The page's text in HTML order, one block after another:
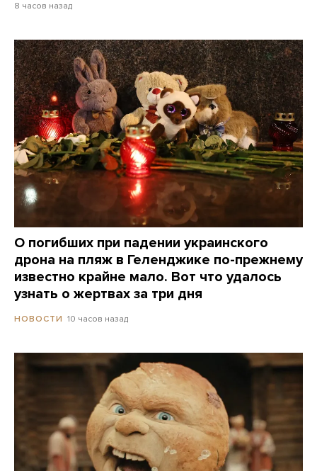
8 часов назад
О погибших при падении украинского
дрона на пляж в Геленджике по-прежнему
известно крайне мало. Вот что удалось
узнать о жертвах за три дня
НОВОСТИ 10 часов назад